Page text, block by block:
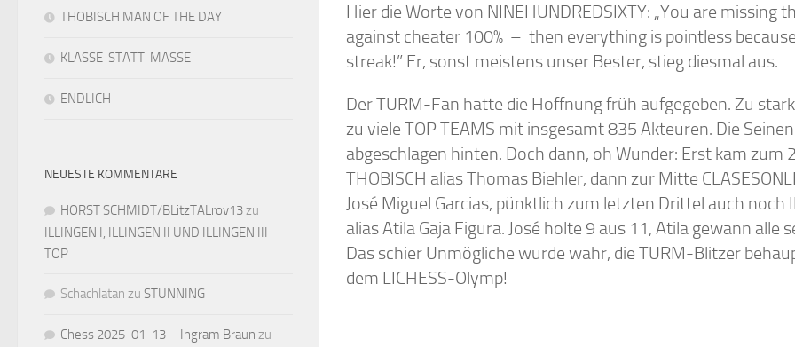
Hier die Worte von NINEHUNDREDSIXTY: „You are missing
against cheater 100% – then everything is pointless
streak!” Er, sonst meistens unser Bester, stieg diesmal aus.
Der TURM-Fan hatte die Hoffnung früh aufgegeben. Zu
zu viele TOP TEAMS mit insgesamt 835 Akteuren. Die
abgeschlagen hinten. Doch dann, oh Wunder: Erst kam zum
THOBISCH alias Thomas Biehler, dann zur Mitte
José Miguel Garcias, pünktlich zum letzten Drittel auch noch
alias Atila Gaja Figura. José holte 9 aus 11, Atila gewann alle
Das schier Unmögliche wurde wahr, die TURM-Blitzer
dem LICHESS-Olymp!
THOBISCH MAN OF THE DAY
KLASSE STATT MASSE
ENDLICH
NEUESTE KOMMENTARE
HORST SCHMIDT/BLitzTALrov13zu
ILLINGEN I, ILLINGEN II UND ILLINGEN III
TOP
Schachlatan zu STUNNING
Chess 2025-01-13 – Ingram Braun zu